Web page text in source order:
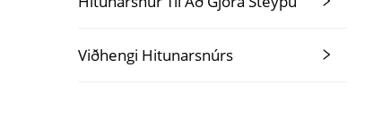
Viðhengi Hitunarsnúrs